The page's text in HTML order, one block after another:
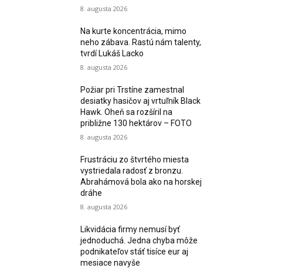
8. augusta 2026
Na kurte koncentrácia, mimo
neho zábava. Rastú nám talenty,
tvrdí Lukáš Lacko
8. augusta 2026
Požiar pri Trstíne zamestnal
desiatky hasičov aj vrtuľník Black
Hawk. Oheň sa rozšíril na
približne 130 hektárov – FOTO
8. augusta 2026
Frustráciu zo štvrtého miesta
vystriedala radosť z bronzu.
Abrahámová bola ako na horskej
dráhe
8. augusta 2026
Likvidácia firmy nemusí byť
jednoduchá. Jedna chyba môže
podnikateľov stáť tisíce eur aj
mesiace navyše